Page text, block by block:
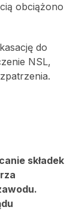
obciążono
do
NSL,
składek